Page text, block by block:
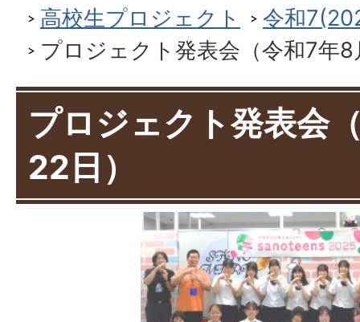
高校生プロジェクト
令和
プロジェクト発表会（令和7年
プロジェクト発表会
22日）